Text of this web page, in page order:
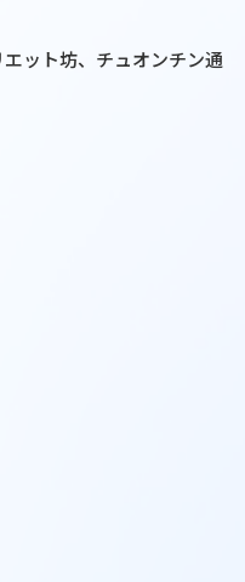
ット坊、チュオンチン通